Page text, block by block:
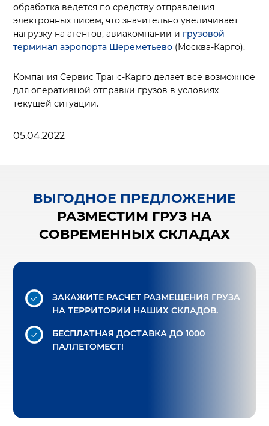
обработка ведется по средству отправления
электронных писем, что значительно увеличивает
нагрузку на агентов, авиакомпании и грузовой
терминал аэропорта Шереметьево (Москва-Карго).
Компания Сервис Транс-Карго делает все возможное
для оперативной отправки грузов в условиях
текущей ситуации.
05.04.2022
ВЫГОДНОЕ ПРЕДЛОЖЕНИЕ
РАЗМЕСТИМ ГРУЗ НА
СОВРЕМЕННЫХ СКЛАДАХ
ЗАКАЖИТЕ РАСЧЕТ РАЗМЕЩЕНИЯ ГРУЗА
НА ТЕРРИТОРИИ НАШИХ СКЛАДОВ.
БЕСПЛАТНАЯ ДОСТАВКАДО 1000
ПАЛЛЕТОМЕСТ!